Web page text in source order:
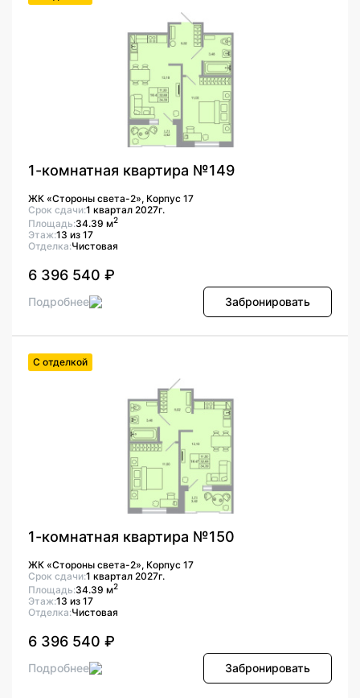
1-комнатная квартира №149
ЖК «Стороны света-2», Корпус 17
Срок сдачи:1 квартал 2027г.
Площадь:34.39 м2
Этаж:13 из 17
Отделка:Чистовая
6 396 540 ₽
Подробнее Забронировать
С отделкой
1-комнатная квартира №150
ЖК «Стороны света-2», Корпус 17
Срок сдачи:1 квартал 2027г.
Площадь:34.39 м2
Этаж:13 из 17
Отделка:Чистовая
6 396 540 ₽
Подробнее Забронировать